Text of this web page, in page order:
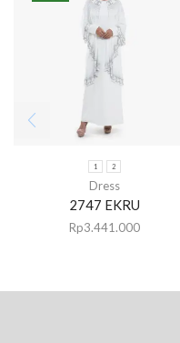
1 2
Dress
2747 EKRU
Rp3.441.000